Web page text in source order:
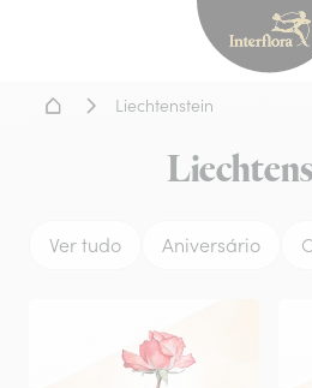
Home
Liechtenstein
Ver tudo Aniversário